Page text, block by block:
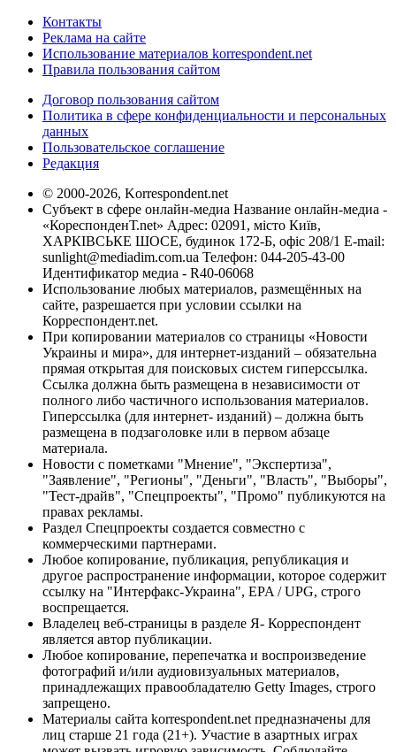
Контакты
Реклама на сайте
Использование материалов korrespondent.net
Правила пользования сайтом
Договор пользования сайтом
Политика в сфере конфиденциальности и персональных
данных
Пользовательское соглашение
Редакция
© 2000-2026, Korrespondent.net
Субъект в сфере онлайн-медиа Название онлайн-медиа -
«КореспонденТ.net» Адрес: 02091, місто Київ,
ХАРКІВСЬКЕ ШОСЕ, будинок 172-Б, офіс 208/1 E-mail:
sunlight@mediadim.com.ua Телефон: 044-205-43-00
Идентификатор медиа - R40-06068
Использование любых материалов, размещённых на
сайте, разрешается при условии ссылки на
Корреспондент.net.
При копировании материалов со страницы «Новости
Украины и мира», для интернет-изданий – обязательна
прямая открытая для поисковых систем гиперссылка.
Ссылка должна быть размещена в независимости от
полного либо частичного использования материалов.
Гиперссылка (для интернет- изданий) – должна быть
размещена в подзаголовке или в первом абзаце
материала.
Новости с пометками "Мнение", "Экспертиза",
"Заявление", "Регионы", "Деньги", "Власть", "Выборы",
"Тест-драйв", "Спецпроекты", "Промо" публикуются на
правах рекламы.
Раздел Спецпроекты создается совместно с
коммерческими партнерами.
Любое копирование, публикация, републикация и
другое распространение информации, которое содержит
ссылку на "Интерфакс-Украина", EPA / UPG, строго
воспрещается.
Владелец веб-страницы в разделе Я- Корреспондент
является автор публикации.
Любое копирование, перепечатка и воспроизведение
фотографий и/или аудиовизуальных материалов,
принадлежащих правообладателю Getty Images, строго
запрещено.
Материалы сайта korrespondent.net предназначены для
лиц старше 21 года (21+). Участие в азартных играх